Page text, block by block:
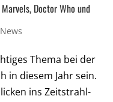
Doctor Who und
News
Thema bei der
in diesem Jahr sein.
ins Zeitstrahl-